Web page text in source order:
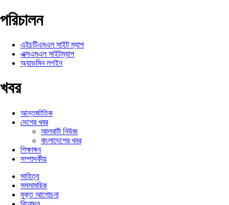
পরিচালন
এইচটিএমএল সাইট ম্যাপ
এক্সএমএল সাইটম্যাপ
অ্যাডমিন লগইন
খবর
আন্তর্জাতিক
দেশের খবর
আলবার্টা নিউজ
বাংলাদেশের খবর
শিক্ষাঙ্গন
সম্পাদকীয়
সাহিত্য
সমসাময়িক
মুক্ত আলোচনা